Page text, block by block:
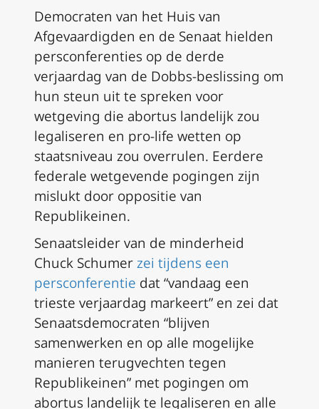
Democraten van het Huis van
Afgevaardigden en de Senaat hielden
persconferenties op de derde
verjaardag van de Dobbs-beslissing om
hun steun uit te spreken voor
wetgeving die abortus landelijk zou
legaliseren en pro-life wetten op
staatsniveau zou overrulen. Eerdere
federale wetgevende pogingen zijn
mislukt door oppositie van
Republikeinen.
Senaatsleider van de minderheid
Chuck Schumerzei tijdens een
persconferentie dat “vandaag een
trieste verjaardag markeert” en zei dat
Senaatsdemocraten “blijven
samenwerken en op alle mogelijke
manieren terugvechten tegen
Republikeinen” met pogingen om
abortus landelijk te legaliseren en alle